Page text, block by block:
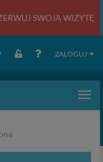
SWOJĄ WIZYTĘ
ZALOGUJ